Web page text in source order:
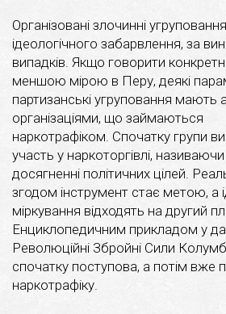
Організовані злочинні
ідеологічного забарвлення, за
випадків. Якщо говорити
меншою мірою в Перу, деякі
партизанські угруповання мають
організаціями, що займаються
наркотрафіком. Спочатку групи
участь у наркоторгівлі, називаючи
досягненні політичних цілей.
згодом інструмент стає метою, а
міркування відходять на другий
Енциклопедичним прикладом у
Революційні Збройні Сили
спочатку поступова, а потім вже
наркотрафіку.